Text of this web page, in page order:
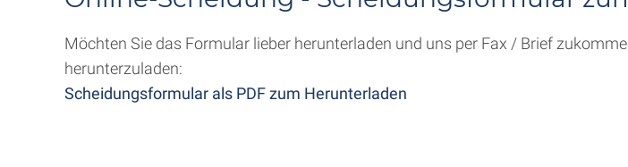
Möchten Sie das Formular lieber herunterladen und uns per Fax / Brief
herunterzuladen:
Scheidungsformular als PDF zum Herunterladen